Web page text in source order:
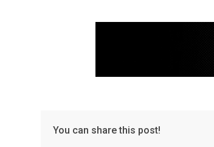
You can share this post!